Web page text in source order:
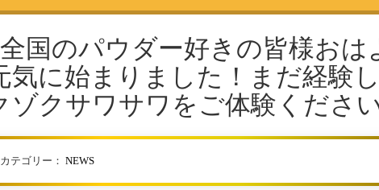
国のパウダー好きの皆様おは
気に始まりました！まだ経験
ゾクサワサワをご体験くださ
テゴリー： NEWS